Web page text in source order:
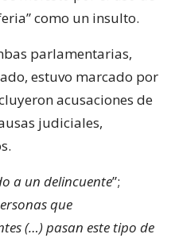
como un insulto.
parlamentarias,
estuvo marcado por
acusaciones de
judiciales,
a un delincuente”;
que
(…) pasan este tipo de